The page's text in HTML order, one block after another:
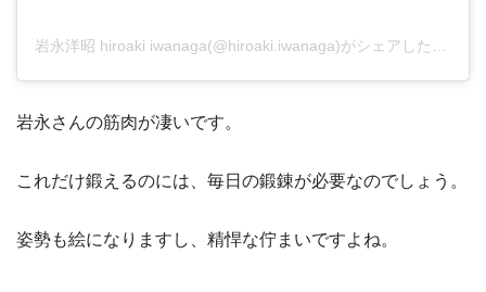
岩永さんの筋肉が凄いです。
これだけ鍛えるのには、毎日の鍛錬が必要なのでしょう。
姿勢も絵になりますし、精悍な佇まいですよね。